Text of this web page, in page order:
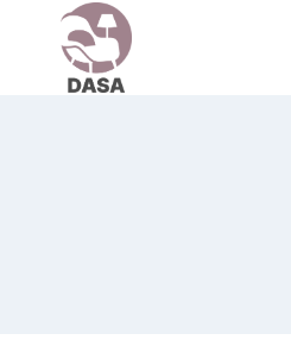
content